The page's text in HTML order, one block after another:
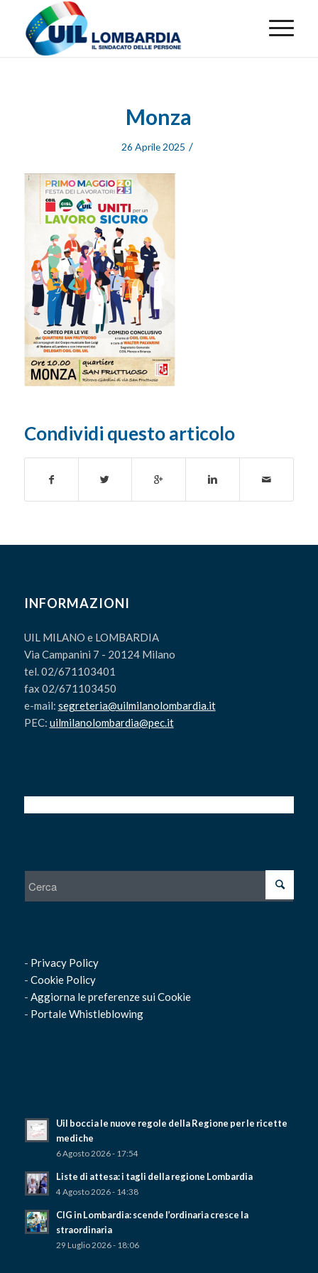
Monza
26 Aprile 2025 /
Condividi questo articolo
INFORMAZIONI
UIL MILANO e LOMBARDIA
Via Campanini 7 - 20124 Milano
tel. 02/671103401
fax 02/671103450
e-mail: segreteria@uilmilanolombardia.it
PEC: uilmilanolombardia@pec.it
- Privacy Policy
- Cookie Policy
- Aggiorna le preferenze sui Cookie
- Portale Whistleblowing
Uil boccia le nuove regole della Regione per le ricette
mediche
6 Agosto 2026 - 17:54
Liste di attesa: i tagli della regione Lombardia
4 Agosto 2026 - 14:38
CIG in Lombardia: scende l’ordinaria cresce la
straordinaria
29 Luglio 2026 - 18:06